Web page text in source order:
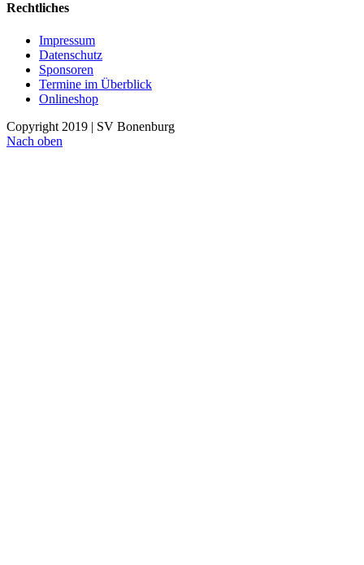
Rechtliches
Impressum
Datenschutz
Sponsoren
Termine im Überblick
Onlineshop
Copyright 2019 | SV Bonenburg
Nach oben